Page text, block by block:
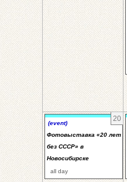
20
(event)
Фотовыставка «20 лет
без СССР» в
Новосибирске
all day